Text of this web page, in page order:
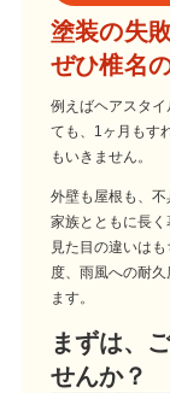
塗装の失
ぜひ椎名
例えばヘアスタ
ても、1ヶ月もす
もいきません。
外壁も屋根も、不
家族とともに長く
見た目の違いは
度、雨風への耐
ます。
まずは、
せんか？